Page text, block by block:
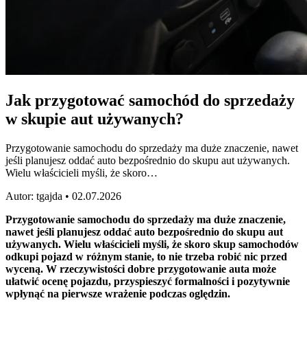
Jak przygotować samochód do sprzedaży
w skupie aut używanych?
Przygotowanie samochodu do sprzedaży ma duże znaczenie, nawet
jeśli planujesz oddać auto bezpośrednio do skupu aut używanych.
Wielu właścicieli myśli, że skoro…
Autor: tgajda • 02.07.2026
Przygotowanie samochodu do sprzedaży ma duże znaczenie,
nawet jeśli planujesz oddać auto bezpośrednio do skupu aut
używanych. Wielu właścicieli myśli, że skoro skup samochodów
odkupi pojazd w różnym stanie, to nie trzeba robić nic przed
wyceną. W rzeczywistości dobre przygotowanie auta może
ułatwić ocenę pojazdu, przyspieszyć formalności i pozytywnie
wpłynąć na pierwsze wrażenie podczas oględzin.